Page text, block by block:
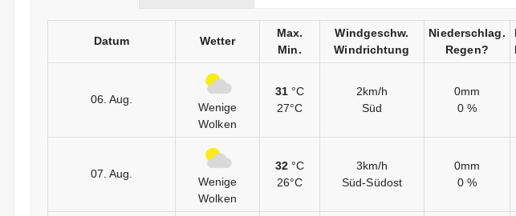
Datum Wetter
Max.
Min.
Windgeschw.
Windrichtung
Niederschlag.
Regen?
06. Aug.
Wenige
Wolken
31 °C
27°C
2km/h
Süd
0mm
0 %
07. Aug.
Wenige
Wolken
32 °C
26°C
3km/h
Süd-Südost
0mm
0 %